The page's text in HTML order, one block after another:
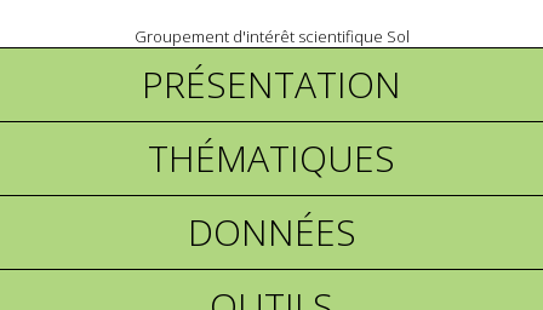
Groupement d'intérêt scientifique Sol
PRÉSENTATION
THÉMATIQUES
DONNÉES